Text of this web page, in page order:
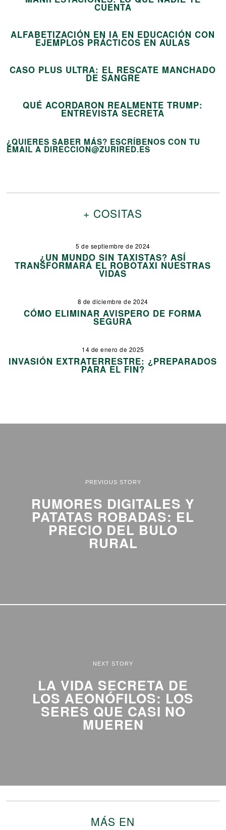
CUENTA
ALFABETIZACIÓN EN IA EN EDUCACIÓN CON
EJEMPLOS PRÁCTICOS EN AULAS
CASO PLUS ULTRA: EL RESCATE MANCHADO
DE SANGRE
QUÉ ACORDARON REALMENTE TRUMP:
ENTREVISTA SECRETA
¿QUIERES SABER MÁS? ESCRÍBENOS CON TU
EMAIL A DIRECCION@ZURIRED.ES
+ COSITAS
5 de septiembre de 2024
¿UN MUNDO SIN TAXISTAS? ASÍ
TRANSFORMARÁ EL ROBOTAXI NUESTRAS
VIDAS
8 de diciembre de 2024
CÓMO ELIMINAR AVISPERO DE FORMA
SEGURA
14 de enero de 2025
INVASIÓN EXTRATERRESTRE: ¿PREPARADOS
PARA EL FIN?
PREVIOUS STORY
RUMORES DIGITALES Y
PATATAS ROBADAS: EL
PRECIO DEL BULO
RURAL
NEXT STORY
LA VIDA SECRETA DE
LOS AEONÓFILOS: LOS
SERES QUE CASI NO
MUEREN
MÁS EN